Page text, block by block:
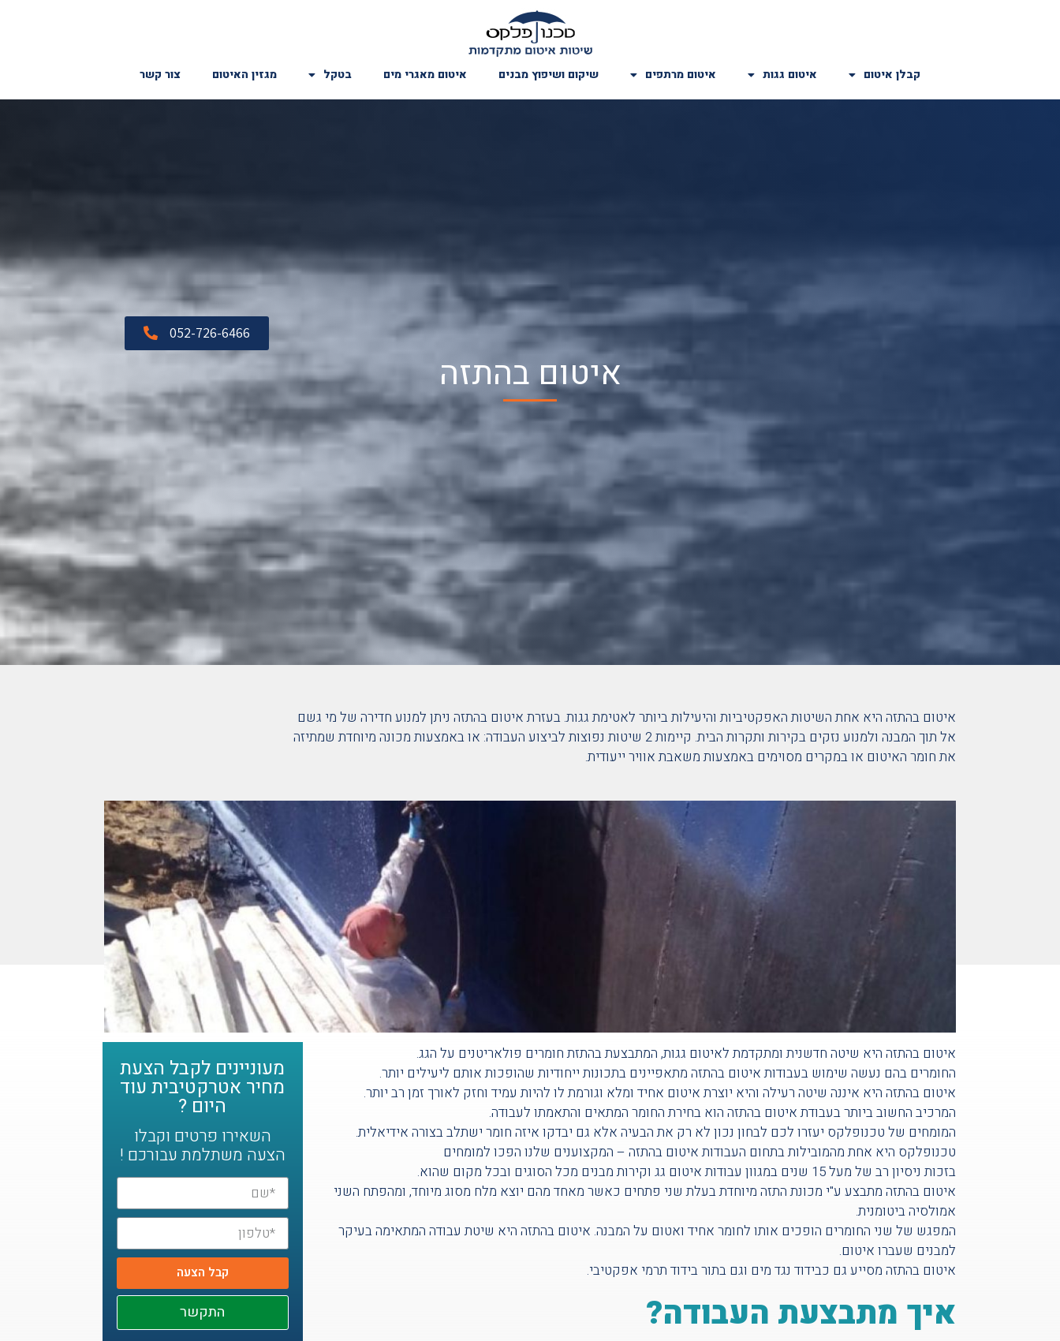
קבלן איטום איטום גגות איטום מרתפים שיקום ושיפוץ מבנים איטום מאגרי מים בטקל מגזין האיטום צור קשר
איטום בהתזה
052-726-6466
איטום בהתזה היא אחת השיטות האפקטיביות והיעילות ביותר לאטימת גגות. בעזרת איטום בהתזה ניתן למנוע חדירה של מי גשם
אל תוך המבנה ולמנוע נזקים בקירות ותקרות הבית. קיימות 2 שיטות נפוצות לביצוע העבודה: או באמצעות מכונה מיוחדת שמתיזה
את חומר האיטום או במקרים מסוימים באמצעות משאבת אוויר ייעודית.
איטום בהתזה היא שיטה חדשנית ומתקדמת לאיטום גגות, המתבצעת בהתזת חומרים פולאריטנים על הגג.
החומרים בהם נעשה שימוש בעבודות איטום בהתזה מתאפיינים בתכונות ייחודיות שהופכות אותם ליעילים יותר.
איטום בהתזה היא איננה שיטה רעילה והיא יוצרת איטום אחיד ומלא וגורמת לו להיות עמיד וחזק לאורך זמן רב יותר.
המרכיב החשוב ביותר בעבודת איטום בהתזה הוא בחירת החומר המתאים והתאמתו לעבודה.
המומחים של טכנופלקס יעזרו לכם לבחון נכון לא רק את הבעיה אלא גם יבדקו איזה חומר ישתלב בצורה אידיאלית.
טכנופלקס היא אחת מהמובילות בתחום העבודות איטום בהתזה – המקצוענים שלנו הפכו למומחים
בזכות ניסיון רב של מעל 15 שנים במגוון עבודות איטום גג וקירות מבנים מכל הסוגים ובכל מקום שהוא.
איטום בהתזה מתבצע ע"י מכונת התזה מיוחדת בעלת שני פתחים כאשר מאחד מהם יוצא מלח מסוג מיוחד, ומהפתח השני
אמולסיה ביטומנית.
המפגש של שני החומרים הופכים אותו לחומר אחיד ואטום על המבנה. איטום בהתזה היא שיטת עבודה המתאימה בעיקר
למבנים שעברו איטום.
איטום בהתזה מסייע גם כבידוד נגד מים וגם בתור בידוד תרמי אפקטיבי.
איך מתבצעת העבודה?
מעוניינים לקבל הצעת
מחיר אטרקטיבית עוד
היום ?
השאירו פרטים וקבלו
הצעה משתלמת עבורכם !
קבל הצעה
התקשר